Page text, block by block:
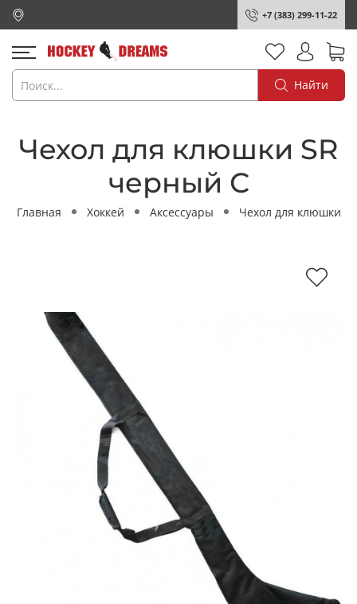
+7 (383) 299-11-22
Найти
Чехол для клюшки SR
черный С
Главная Хоккей Аксессуары Чехол для клюшки